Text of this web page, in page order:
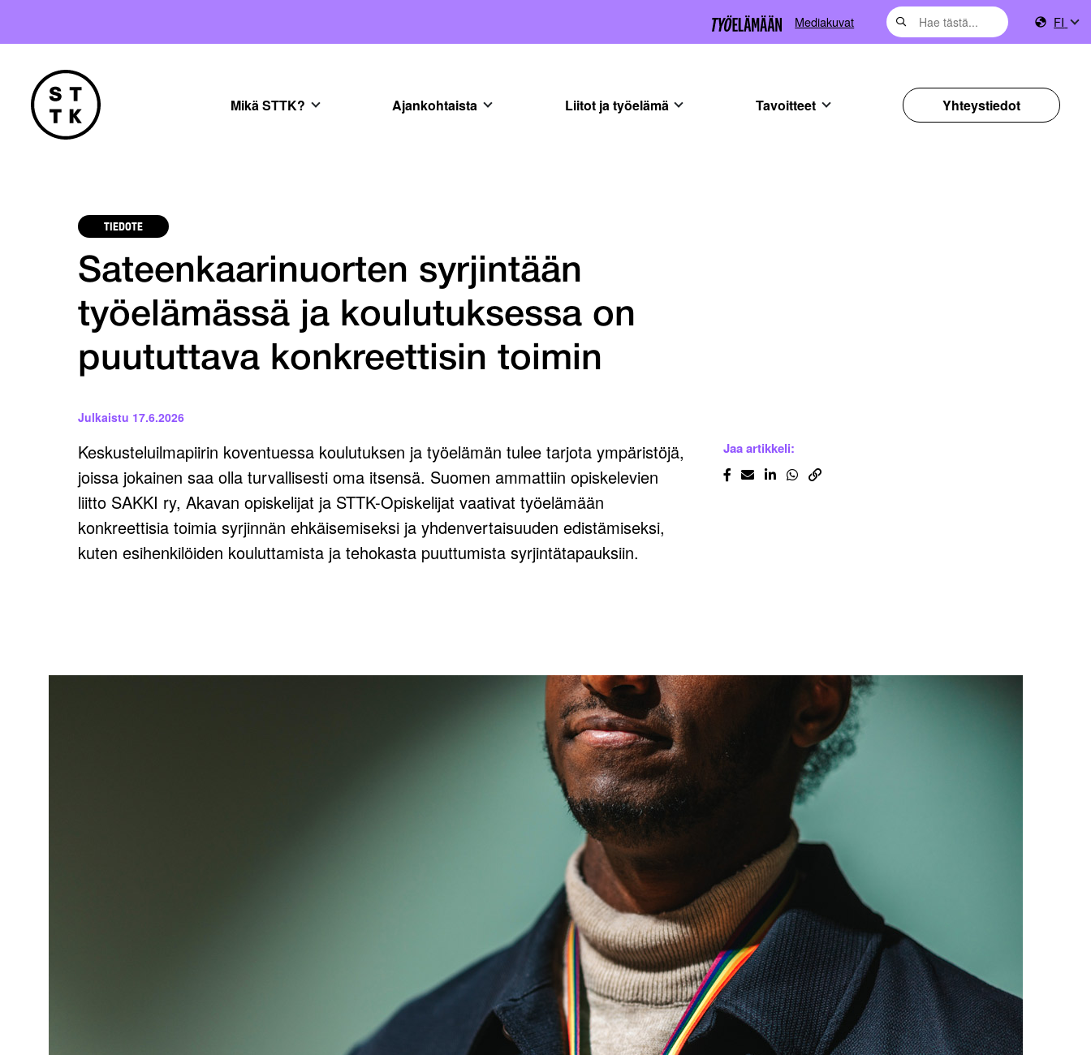
Mediakuvat FI
Mikä STTK? Ajankohtaista Liitot ja työelämä Tavoitteet Yhteystiedot
TIEDOTE
Sateenkaarinuorten syrjintään
työelämässä ja koulutuksessa on
puututtava konkreettisin toimin
Julkaistu 17.6.2026
Keskusteluilmapiirin koventuessa koulutuksen ja työelämän tulee tarjota ympäristöjä,
joissa jokainen saa olla turvallisesti oma itsensä. Suomen ammattiin opiskelevien
liitto SAKKI ry, Akavan opiskelijat ja STTK-Opiskelijat vaativat työelämään
konkreettisia toimia syrjinnän ehkäisemiseksi ja yhdenvertaisuuden edistämiseksi,
kuten esihenkilöiden kouluttamista ja tehokasta puuttumista syrjintätapauksiin.
Jaa artikkeli: